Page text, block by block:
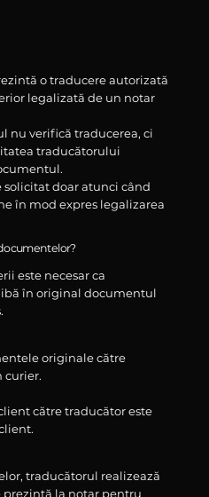
o traducere autorizată
legalizată de un notar
nu verifică traducerea, ci
traducătorului
solicitat doar atunci când
în mod expres legalizarea
este necesar ca
în original documentul
originale către
curier.
către traducător este
traducătorul realizează
prezintă la notar pentru